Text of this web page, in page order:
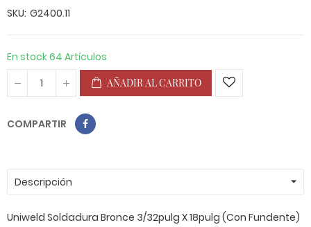
SKU G2400.11
En stock64 Artículos
AÑADIR AL CARRITO
COMPARTIR
Descripción
Uniweld Soldadura Bronce 3/32pulg X 18pulg (Con Fundente)